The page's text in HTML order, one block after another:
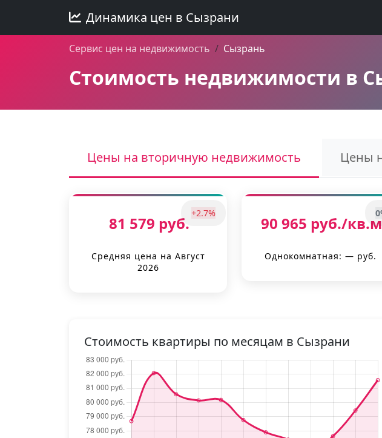
Динамика цен в Сызрани
Сервис цен на недвижимость Сызрань
Стоимость недвижимости в
Цены на вторичную недвижимость Цены
81 579 руб.
+2.7%
Средняя цена на Август
2026
90 965 руб./кв.м
Однокомнатная: — руб.
Стоимость квартиры по месяцам в Сызрани